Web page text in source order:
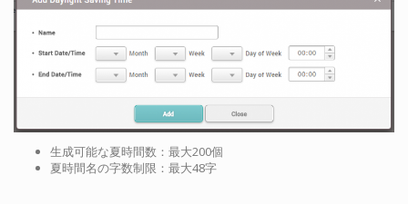
生成可能な夏時間数：最大200個
夏時間名の字数制限：最大48字